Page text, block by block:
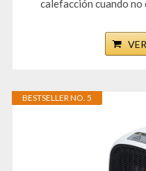
calefacción cuando no
BESTSELLER NO. 5